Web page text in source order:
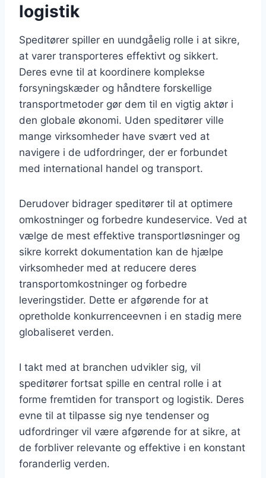
logistik
Speditører spiller en uundgåelig rolle i at sikre,
at varer transporteres effektivt og sikkert.
Deres evne til at koordinere komplekse
forsyningskæder og håndtere forskellige
transportmetoder gør dem til en vigtig aktør i
den globale økonomi. Uden speditører ville
mange virksomheder have svært ved at
navigere i de udfordringer, der er forbundet
med international handel og transport.
Derudover bidrager speditører til at optimere
omkostninger og forbedre kundeservice. Ved at
vælge de mest effektive transportløsninger og
sikre korrekt dokumentation kan de hjælpe
virksomheder med at reducere deres
transportomkostninger og forbedre
leveringstider. Dette er afgørende for at
opretholde konkurrenceevnen i en stadig mere
globaliseret verden.
I takt med at branchen udvikler sig, vil
speditører fortsat spille en central rolle i at
forme fremtiden for transport og logistik. Deres
evne til at tilpasse sig nye tendenser og
udfordringer vil være afgørende for at sikre, at
de forbliver relevante og effektive i en konstant
foranderlig verden.